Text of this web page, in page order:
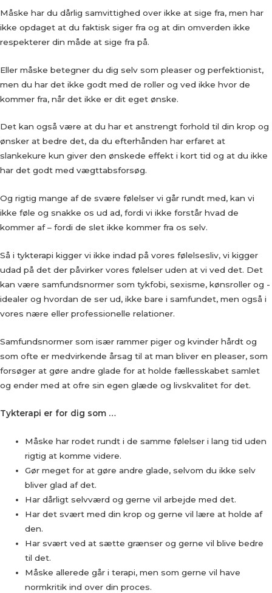
Måske har du dårlig samvittighed over ikke at sige fra, men har
ikke opdaget at du faktisk siger fra og at din omverden ikke
respekterer din måde at sige fra på.
Eller måske betegner du dig selv som pleaser og perfektionist,
men du har det ikke godt med de roller og ved ikke hvor de
kommer fra, når det ikke er dit eget ønske.
Det kan også være at du har et anstrengt forhold til din krop og
ønsker at bedre det, da du efterhånden har erfaret at
slankekure kun giver den ønskede effekt i kort tid og at du ikke
har det godt med vægttabsforsøg.
Og rigtig mange af de svære følelser vi går rundt med, kan vi
ikke føle og snakke os ud ad, fordi vi ikke forstår hvad de
kommer af – fordi de slet ikke kommer fra os selv.
Så i tykterapi kigger vi ikke indad på vores følelsesliv, vi kigger
udad på det der påvirker vores følelser uden at vi ved det. Det
kan være samfundsnormer som tykfobi, sexisme, kønsroller og -
idealer og hvordan de ser ud, ikke bare i samfundet, men også i
vores nære eller professionelle relationer.
Samfundsnormer som især rammer piger og kvinder hårdt og
som ofte er medvirkende årsag til at man bliver en pleaser, som
forsøger at gøre andre glade for at holde fællesskabet samlet
og ender med at ofre sin egen glæde og livskvalitet for det.
Tykterapi er for dig som …
Måske har rodet rundt i de samme følelser i lang tid uden
rigtig at komme videre.
Gør meget for at gøre andre glade, selvom du ikke selv
bliver glad af det.
Har dårligt selvværd og gerne vil arbejde med det.
Har det svært med din krop og gerne vil lære at holde af
den.
Har svært ved at sætte grænser og gerne vil blive bedre
til det.
Måske allerede går i terapi, men som gerne vil have
normkritik ind over din proces.